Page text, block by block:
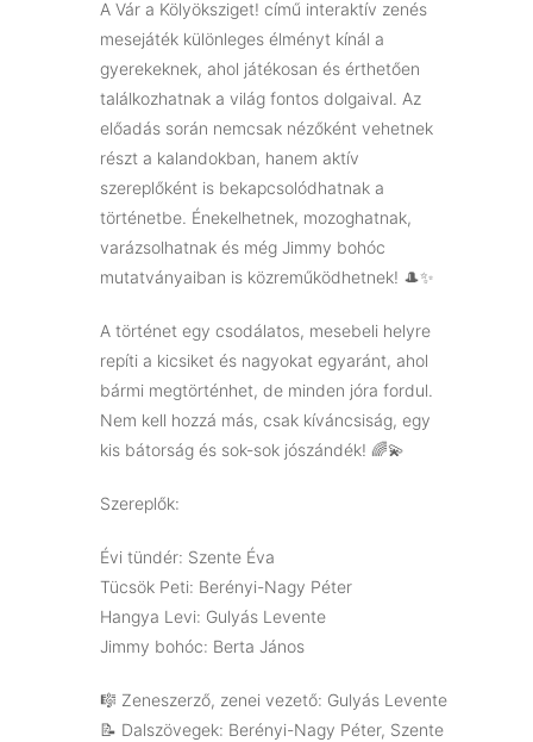
A Vár a Kölyöksziget! című interaktív zenés
mesejáték különleges élményt kínál a
gyerekeknek, ahol játékosan és érthetően
találkozhatnak a világ fontos dolgaival. Az
előadás során nemcsak nézőként vehetnek
részt a kalandokban, hanem aktív
szereplőként is bekapcsolódhatnak a
történetbe. Énekelhetnek, mozoghatnak,
varázsolhatnak és még Jimmy bohóc
mutatványaiban is közreműködhetnek! 🎩✨
A történet egy csodálatos, mesebeli helyre
repíti a kicsiket és nagyokat egyaránt, ahol
bármi megtörténhet, de minden jóra fordul.
Nem kell hozzá más, csak kíváncsiság, egy
kis bátorság és sok-sok jószándék! 🌈💫
Szereplők:
Évi tündér: Szente Éva
Tücsök Peti: Berényi-Nagy Péter
Hangya Levi: Gulyás Levente
Jimmy bohóc: Berta János
🎼 Zeneszerző, zenei vezető: Gulyás Levente
📝 Dalszövegek: Berényi-Nagy Péter, Szente